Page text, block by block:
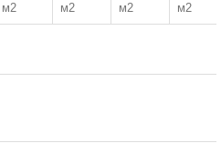
м2
м2
м2
м2